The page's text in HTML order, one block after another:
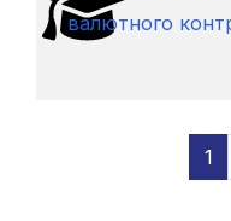
валютного
1